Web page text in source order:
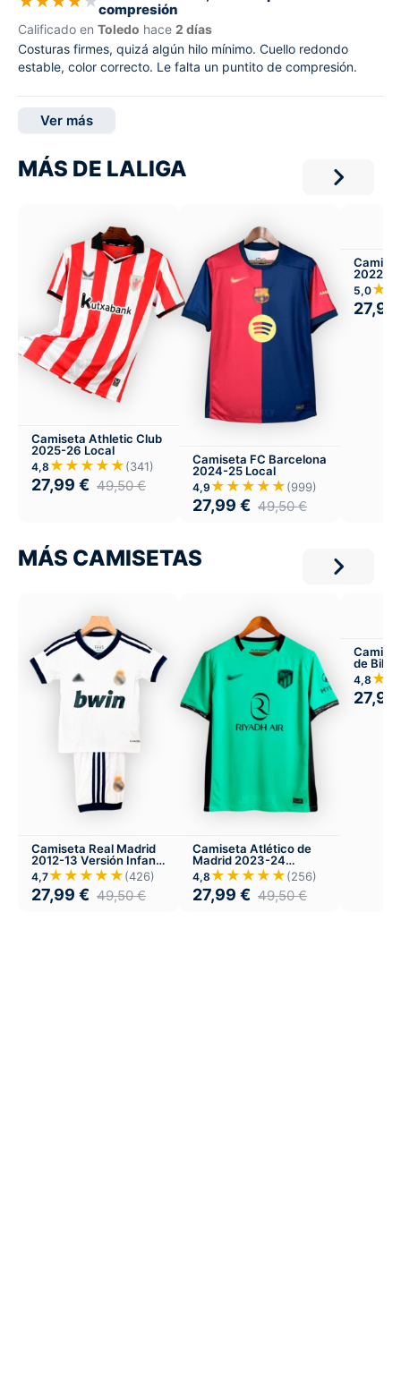
compresión
Calificado en Toledo hace 2 días
Costuras firmes, quizá algún hilo mínimo. Cuello redondo
estable, color correcto. Le falta un puntito de compresión.
Ver más
MÁS DE LALIGA
Camiseta Athletic Club
2025-26 Local
4,8 ★★★★★(341)
27,99 € 49,50€
Camiseta FC Barcelona
2024-25 Local
4,9 ★★★★★(999)
27,99 € 49,50€
2022
5,0
27,99
MÁS CAMISETAS
Camiseta Real Madrid
2012-13 Versión Infantil
Local
4,7★★★★★(426)
27,99 € 49,50€
Camiseta Atlético de
Madrid 2023-24
Tercera
4,8 ★★★★★(256)
27,99 € 49,50€
de
4,8
27,99